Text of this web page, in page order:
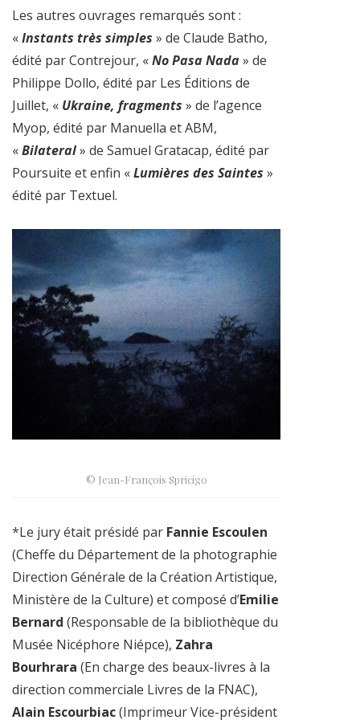
Les autres ouvrages remarqués sont :
«Instants très simples » de Claude Batho,
édité par Contrejour, «No Pasa Nada» de
Philippe Dollo, édité par Les Éditions de
Juillet, « Ukraine, fragments » de l’agence
Myop, édité par Manuella et ABM,
«Bilateral» de Samuel Gratacap, édité par
Poursuite et enfin «Lumières des Saintes »
édité par Textuel.
© Jean-François Spricigo
*Le jury était présidé par Fannie Escoulen
(Cheffe du Département de la photographie
Direction Générale de la Création Artistique,
Ministère de la Culture) et composé d’Emilie
Bernard (Responsable de la bibliothèque du
Musée Nicéphore Niépce), Zahra
Bourhrara (En charge des beaux-livres à la
direction commerciale Livres de la FNAC),
Alain Escourbiac(Imprimeur Vice-président